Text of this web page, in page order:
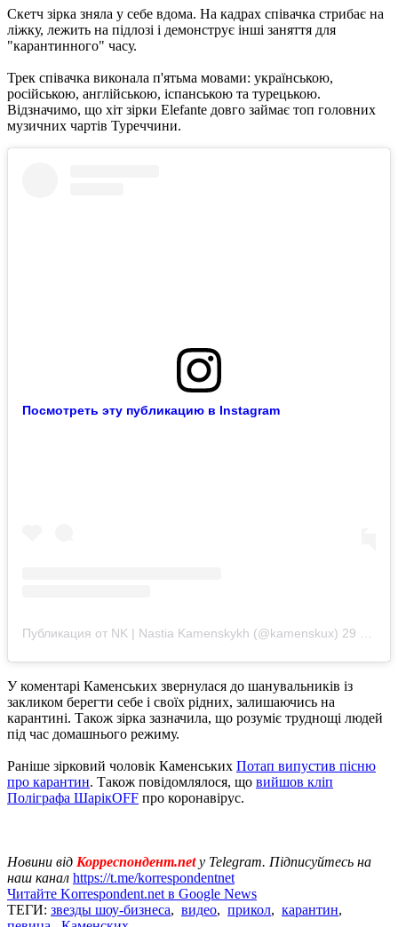
Скетч зірка зняла у себе вдома. На кадрах співачка стрибає на
ліжку, лежить на підлозі і демонструє інші заняття для
"карантинного" часу.
Трек співачка виконала п'ятьма мовами: українською,
російською, англійською, іспанською та турецькою.
Відзначимо, що хіт зірки Elefante довго займає топ головних
музичних чартів Туреччини.
Посмотреть эту публикацию в Instagram
Публикация от NK | Nastia Kamenskykh (@kamenskux) 29 Мар 2020 в 11:04 PDT
У коментарі Каменських звернулася до шанувальників із
закликом берегти себе і своїх рідних, залишаючись на
карантині. Також зірка зазначила, що розуміє труднощі людей
під час домашнього режиму.
Раніше зірковий чоловік Каменських Потап випустив пісню
про карантин. Також повідомлялося, що вийшов кліп
Поліграфа ШарікOFF про коронавірус.
Новини від Корреспондент.net у Telegram. Підписуйтесь на
наш канал https://t.me/korrespondentnet
Читайте Korrespondent.net в Google News
ТЕГИ: звезды шоу-бизнеса, видео, прикол, карантин,